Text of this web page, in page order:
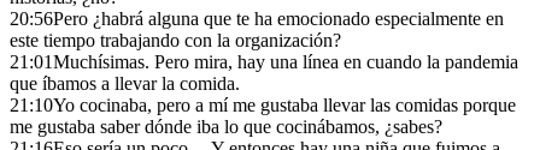
20:56Pero ¿habrá alguna que te ha emocionado especialmente en
este tiempo trabajando con la organización?
21:01Muchísimas. Pero mira, hay una línea en cuando la pandemia
que íbamos a llevar la comida.
21:10Yo cocinaba, pero a mí me gustaba llevar las comidas porque
me gustaba saber dónde iba lo que cocinábamos, ¿sabes?